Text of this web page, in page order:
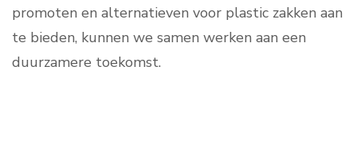
promoten en alternatieven voor plastic zakken aan
te bieden, kunnen we samen werken aan een
duurzamere toekomst.